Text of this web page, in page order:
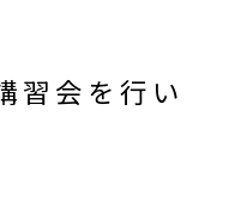
習会を行い